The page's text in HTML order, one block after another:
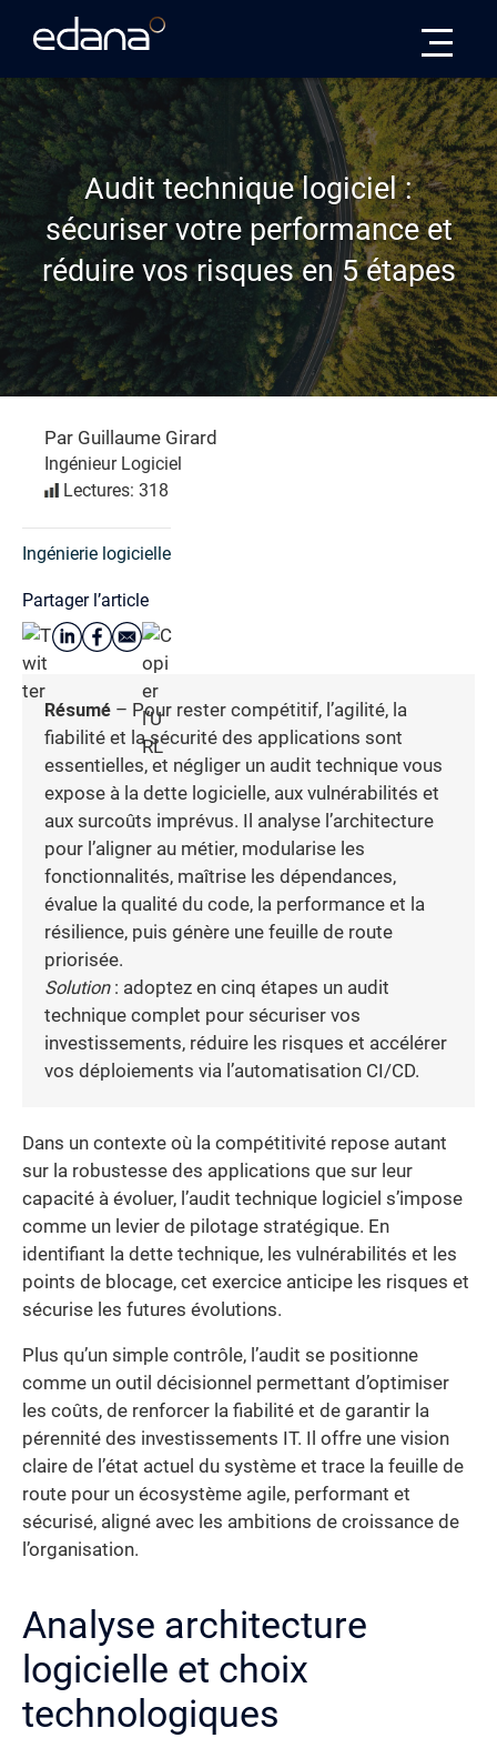
Audit technique logiciel :
sécuriser votre performance et
réduire vos risques en 5 étapes
Par Guillaume Girard
Ingénieur Logiciel
Lectures: 318
Ingénierie logicielle
Partager l’article
Résumé – Pour rester compétitif, l’agilité, la
fiabilité et la sécurité des applications sont
essentielles, et négliger un audit technique vous
expose à la dette logicielle, aux vulnérabilités et
aux surcoûts imprévus. Il analyse l’architecture
pour l’aligner au métier, modularise les
fonctionnalités, maîtrise les dépendances,
évalue la qualité du code, la performance et la
résilience, puis génère une feuille de route
priorisée.
Solution: adoptez en cinq étapes un audit
technique complet pour sécuriser vos
investissements, réduire les risques et accélérer
vos déploiements via l’automatisation CI/CD.
Dans un contexte où la compétitivité repose autant
sur la robustesse des applications que sur leur
capacité à évoluer, l’audit technique logiciel s’impose
comme un levier de pilotage stratégique. En
identifiant la dette technique, les vulnérabilités et les
points de blocage, cet exercice anticipe les risques et
sécurise les futures évolutions.
Plus qu’un simple contrôle, l’audit se positionne
comme un outil décisionnel permettant d’optimiser
les coûts, de renforcer la fiabilité et de garantir la
pérennité des investissements IT. Il offre une vision
claire de l’état actuel du système et trace la feuille de
route pour un écosystème agile, performant et
sécurisé, aligné avec les ambitions de croissance de
l’organisation.
Analyse architecture
logicielle et choix
technologiques